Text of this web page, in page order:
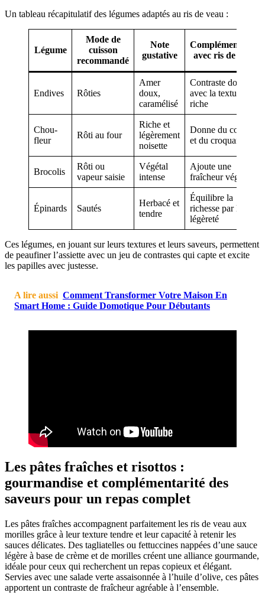
Un tableau récapitulatif des légumes adaptés au ris de veau :
Légume
Mode de
cuisson
recommandé
Note
gustative
Complémentarité
avec ris de veau
Endives Rôties
Amer
doux,
caramélisé
Contraste doux
avec la texture
riche
Chou-
fleur
Rôti au four
Riche et
légèrement
noisette
Donne du coffre
et du croquant
Brocolis
Rôti ou
vapeur saisie
Végétal
intense
Ajoute une
fraîcheur végétale
Épinards Sautés
Herbacé et
tendre
Équilibre la
richesse par la
légèreté
Ces légumes, en jouant sur leurs textures et leurs saveurs, permettent
de peaufiner l’assiette avec un jeu de contrastes qui capte et excite
les papilles avec justesse.
A lire aussi Comment Transformer Votre Maison En
Smart Home : Guide Domotique Pour Débutants
Les pâtes fraîches et risottos :
gourmandise et complémentarité des
saveurs pour un repas complet
Les pâtes fraîches accompagnent parfaitement les ris de veau aux
morilles grâce à leur texture tendre et leur capacité à retenir les
sauces délicates. Des tagliatelles ou fettuccines nappées d’une sauce
légère à base de crème et de morilles créent une alliance gourmande,
idéale pour ceux qui recherchent un repas copieux et élégant.
Servies avec une salade verte assaisonnée à l’huile d’olive, ces pâtes
apportent un contraste de fraîcheur agréable à l’ensemble.